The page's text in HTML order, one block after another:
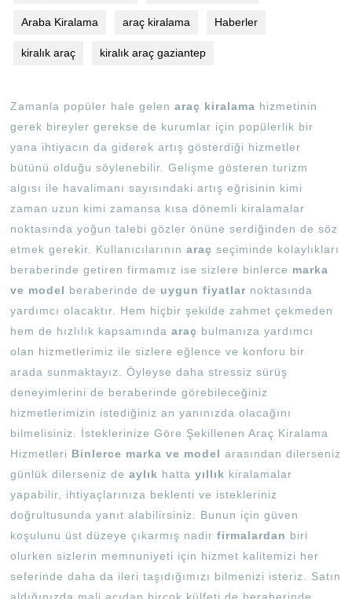
Araba Kiralama araç kiralama Haberler
kiralık araç kiralık araç gaziantep
Zamanla popüler hale gelen araç kiralama hizmetinin
gerek bireyler gerekse de kurumlar için popülerlik bir
yana ihtiyacın da giderek artış gösterdiği hizmetler
bütünü olduğu söylenebilir. Gelişme gösteren turizm
algısı ile havalimanı sayısındaki artış eğrisinin kimi
zaman uzun kimi zamansa kısa dönemli kiralamalar
noktasında yoğun talebi gözler önüne serdiğinden de söz
etmek gerekir. Kullanıcılarının araç seçiminde kolaylıkları
beraberinde getiren firmamız ise sizlere binlerce marka
ve model beraberinde de uygun fiyatlar noktasında
yardımcı olacaktır. Hem hiçbir şekilde zahmet çekmeden
hem de hızlılık kapsamında araç bulmanıza yardımcı
olan hizmetlerimiz ile sizlere eğlence ve konforu bir
arada sunmaktayız. Öyleyse daha stressiz sürüş
deneyimlerini de beraberinde görebileceğiniz
hizmetlerimizin istediğiniz an yanınızda olacağını
bilmelisiniz. İsteklerinize Göre Şekillenen Araç Kiralama
Hizmetleri Binlerce marka ve model arasından dilerseniz
günlük dilerseniz de aylık hatta yıllık kiralamalar
yapabilir, ihtiyaçlarınıza beklenti ve istekleriniz
doğrultusunda yanıt alabilirsiniz. Bunun için güven
koşulunu üst düzeye çıkarmış nadirfirmalardan biri
olurken sizlerin memnuniyeti için hizmet kalitemizi her
seferinde daha da ileri taşıdığımızı bilmenizi isteriz. Satın